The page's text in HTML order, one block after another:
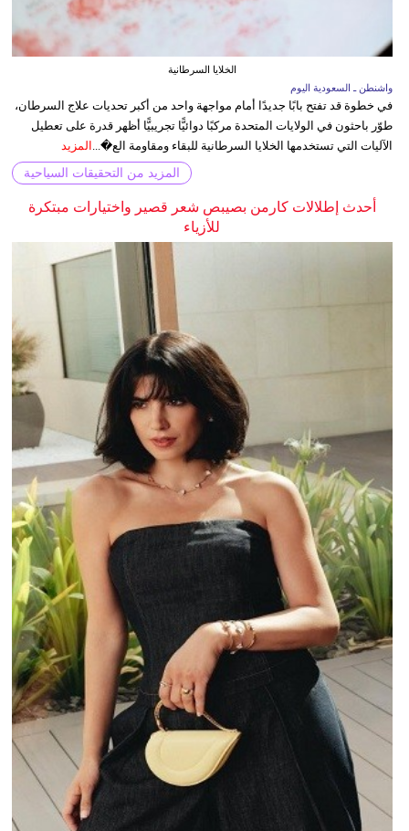
الخلايا السرطانية
واشنطن ـ السعودية اليوم
في خطوة قد تفتح بابًا جديدًا أمام مواجهة واحد من أكبر تحديات علاج السرطان،
طوّر باحثون في الولايات المتحدة مركبًا دوائيًّا تجريبيًّا أظهر قدرة على تعطيل
الآليات التي تستخدمها الخلايا السرطانية للبقاء ومقاومة الع�...
المزيد
المزيد من التحقيقات السياحية
أحدث إطلالات كارمن بصيبص شعر قصير واختيارات مبتكرة
للأزياء